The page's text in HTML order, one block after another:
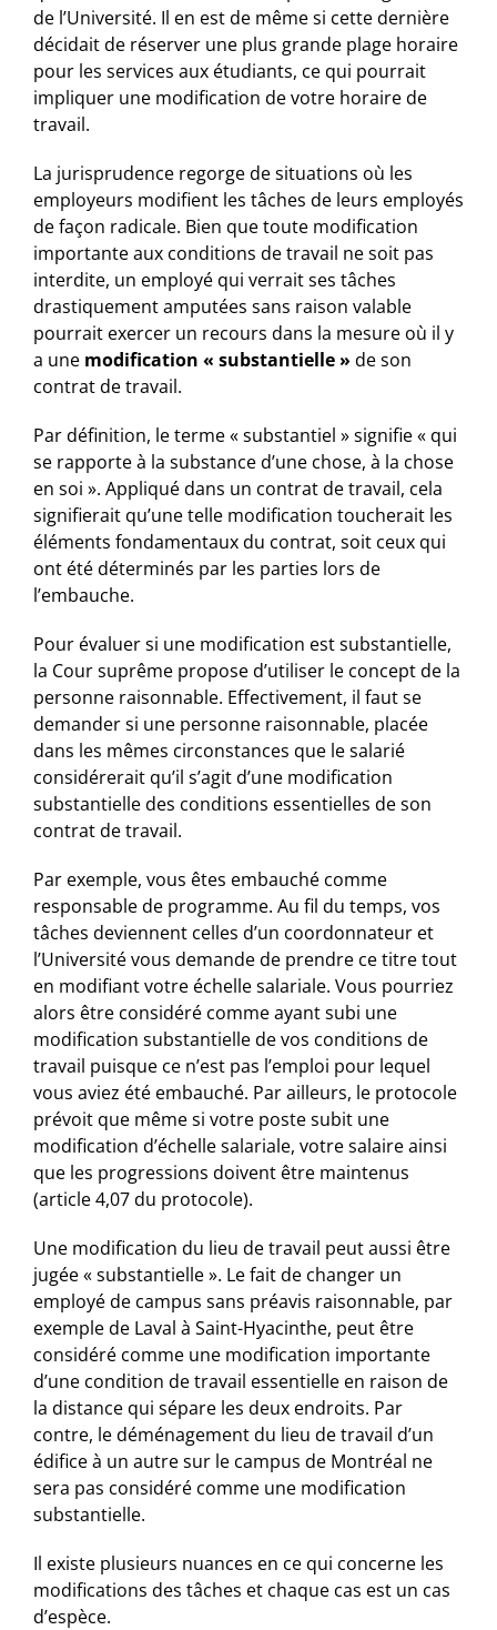
de l’Université. Il en est de même si cette dernière
décidait de réserver une plus grande plage horaire
pour les services aux étudiants, ce qui pourrait
impliquer une modification de votre horaire de
travail.
La jurisprudence regorge de situations où les
employeurs modifient les tâches de leurs employés
de façon radicale. Bien que toute modification
importante aux conditions de travail ne soit pas
interdite, un employé qui verrait ses tâches
drastiquement amputées sans raison valable
pourrait exercer un recours dans la mesure où il y
a une modification « substantielle » de son
contrat de travail.
Par définition, le terme « substantiel » signifie « qui
se rapporte à la substance d’une chose, à la chose
en soi ». Appliqué dans un contrat de travail, cela
signifierait qu’une telle modification toucherait les
éléments fondamentaux du contrat, soit ceux qui
ont été déterminés par les parties lors de
l’embauche.
Pour évaluer si une modification est substantielle,
la Cour suprême propose d’utiliser le concept de la
personne raisonnable. Effectivement, il faut se
demander si une personne raisonnable, placée
dans les mêmes circonstances que le salarié
considérerait qu’il s’agit d’une modification
substantielle des conditions essentielles de son
contrat de travail.
Par exemple, vous êtes embauché comme
responsable de programme. Au fil du temps, vos
tâches deviennent celles d’un coordonnateur et
l’Université vous demande de prendre ce titre tout
en modifiant votre échelle salariale. Vous pourriez
alors être considéré comme ayant subi une
modification substantielle de vos conditions de
travail puisque ce n’est pas l’emploi pour lequel
vous aviez été embauché. Par ailleurs, le protocole
prévoit que même si votre poste subit une
modification d’échelle salariale, votre salaire ainsi
que les progressions doivent être maintenus
(article 4,07 du protocole).
Une modification du lieu de travail peut aussi être
jugée « substantielle ». Le fait de changer un
employé de campus sans préavis raisonnable, par
exemple de Laval à Saint-Hyacinthe, peut être
considéré comme une modification importante
d’une condition de travail essentielle en raison de
la distance qui sépare les deux endroits. Par
contre, le déménagement du lieu de travail d’un
édifice à un autre sur le campus de Montréal ne
sera pas considéré comme une modification
substantielle.
Il existe plusieurs nuances en ce qui concerne les
modifications des tâches et chaque cas est un cas
d’espèce.